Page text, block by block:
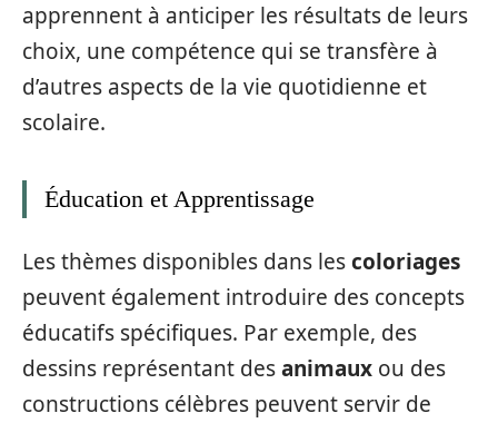
apprennent à anticiper les résultats de leurs
choix, une compétence qui se transfère à
d’autres aspects de la vie quotidienne et
scolaire.
Éducation et Apprentissage
Les thèmes disponibles dans lescoloriages
peuvent également introduire des concepts
éducatifs spécifiques. Par exemple, des
dessins représentant desanimaux ou des
constructions célèbres peuvent servir de